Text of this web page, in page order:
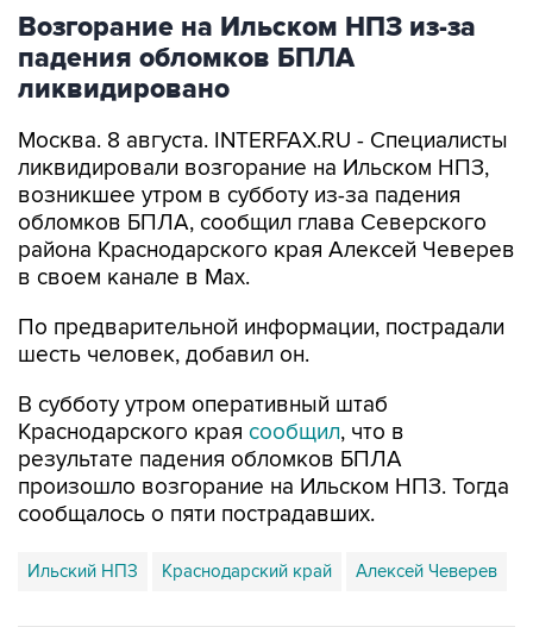
Возгорание на Ильском НПЗ из-за
падения обломков БПЛА
ликвидировано
Москва. 8 августа. INTERFAX.RU - Специалисты
ликвидировали возгорание на Ильском НПЗ,
возникшее утром в субботу из-за падения
обломков БПЛА, сообщил глава Северского
района Краснодарского края Алексей Чеверев
в своем канале в Max.
По предварительной информации, пострадали
шесть человек, добавил он.
В субботу утром оперативный штаб
Краснодарского края сообщил, что в
результате падения обломков БПЛА
произошло возгорание на Ильском НПЗ. Тогда
сообщалось о пяти пострадавших.
Ильский НПЗ Краснодарский край Алексей Чеверев